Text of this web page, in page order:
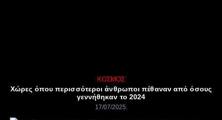
ΚΌΣΜΟΣ
Χώρες όπου περισσότεροι άνθρωποι πέθαναν από όσους
γεννήθηκαν το 2024
17/07/2025